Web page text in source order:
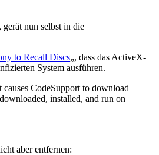
, gerät nun selbst in die
to Recall Discs„, dass das ActiveX-
System ausführen.
CodeSupport to download
installed, and run on
aber entfernen: